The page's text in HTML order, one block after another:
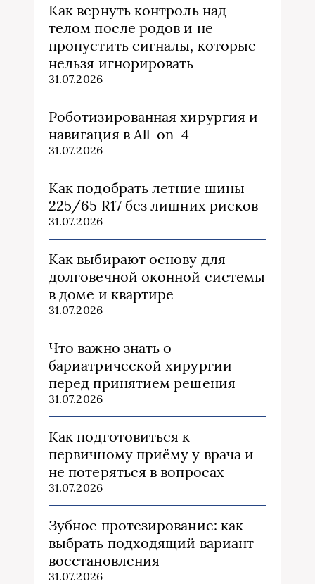
Как вернуть контроль над
телом после родов и не
пропустить сигналы, которые
нельзя игнорировать
31.07.2026
Роботизированная хирургия и
навигация в All-on-4
31.07.2026
Как подобрать летние шины
225/65 R17 без лишних рисков
31.07.2026
Как выбирают основу для
долговечной оконной системы
в доме и квартире
31.07.2026
Что важно знать о
бариатрической хирургии
перед принятием решения
31.07.2026
Как подготовиться к
первичному приёму у врача и
не потеряться в вопросах
31.07.2026
Зубное протезирование: как
выбрать подходящий вариант
восстановления
31.07.2026